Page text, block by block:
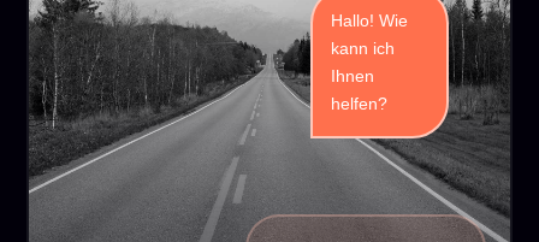
Hallo! Wie
kann ich
Ihnen
helfen?